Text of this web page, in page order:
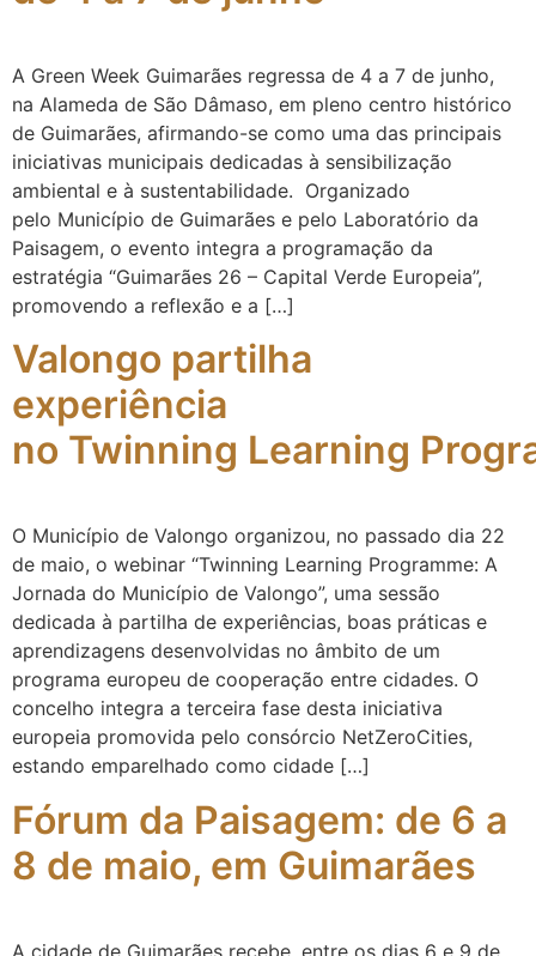
A Green Week Guimarães regressa de 4 a 7 de junho,
na Alameda de São Dâmaso, em pleno centro histórico
de Guimarães, afirmando-se como uma das principais
iniciativas municipais dedicadas à sensibilização
ambiental e à sustentabilidade. Organizado
pelo Município de Guimarães e pelo Laboratório da
Paisagem, o evento integra a programação da
estratégia “Guimarães 26 – Capital Verde Europeia”,
promovendo a reflexão e a […]
Valongo partilha
experiência
no Twinning Learning
O Município de Valongo organizou, no passado dia 22
de maio, o webinar “Twinning Learning Programme: A
Jornada do Município de Valongo”, uma sessão
dedicada à partilha de experiências, boas práticas e
aprendizagens desenvolvidas no âmbito de um
programa europeu de cooperação entre cidades. O
concelho integra a terceira fase desta iniciativa
europeia promovida pelo consórcio NetZeroCities,
estando emparelhado como cidade […]
Fórum da Paisagem: de 6 a
8 de maio, em Guimarães
A cidade de Guimarães recebe, entre os dias 6 e 9 de